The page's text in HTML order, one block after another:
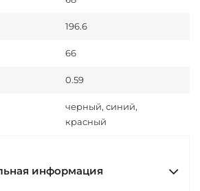
196.6
66
0.59
черный, синий,
красный
информация